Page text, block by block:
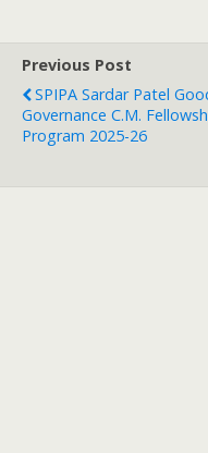
Previous Post
SPIPA Sardar Patel
Governance C.M.
Program 2025-26